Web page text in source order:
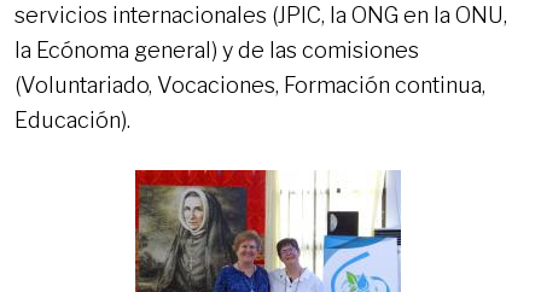
servicios internacionales (JPIC, la ONG en la ONU,
la Ecónoma general) y de las comisiones
(Voluntariado, Vocaciones, Formación continua,
Educación).